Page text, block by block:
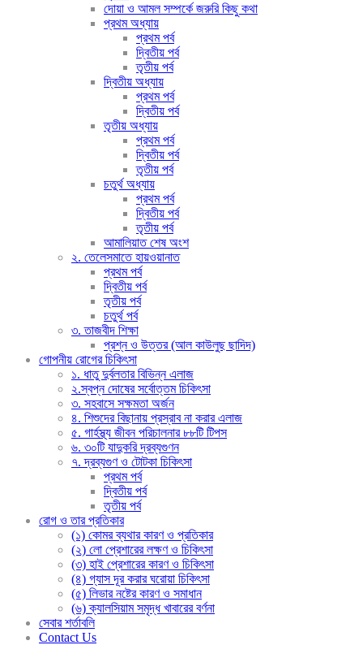
দোয়া ও আমল সম্পর্কে জরুরি কিছু কথা
প্রথম অধ্যায়
প্রথম পর্ব
দ্বিতীয় পর্ব
তৃতীয় পর্ব
দ্বিতীয় অধ্যায়
প্রথম পর্ব
দ্বিতীয় পর্ব
তৃতীয় অধ্যায়
প্রথম পর্ব
দ্বিতীয় পর্ব
তৃতীয় পর্ব
চতুর্থ অধ্যায়
প্রথম পর্ব
দ্বিতীয় পর্ব
তৃতীয় পর্ব
আমালিয়াত শেষ অংশ
২. তেলেসমাতে হায়ওয়ানাত
প্রথম পর্ব
দ্বিতীয় পর্ব
তৃতীয় পর্ব
চতুর্থ পর্ব
৩. তাজবীদ শিক্ষা
প্রশ্ন ও উত্তর (আল কাউলুছ ছাদিদ)
গোপনীয় রোগের চিকিৎসা
১. ধাতু দুর্বলতার বিভিন্ন এলাজ
২.স্বপ্ন দোষের সর্বোত্তম চিকিৎসা
৩. সহবাসে সক্ষমতা অর্জন
৪. শিশুদের বিছানায় প্রস্রাব না করার এলাজ
৫. গার্হস্থ্য জীবন পরিচালনার ৮৮টি টিপস
৬. ৩০টি যাদুকরি দ্রব্যগুণন
৭. দ্রব্যগুণ ও টোটকা চিকিৎসা
প্রথম পর্ব
দ্বিতীয় পর্ব
তৃতীয় পর্ব
রোগ ও তার প্রতিকার
(১) কোমর ব্যথার কারণ ও প্রতিকার
(২) লো প্রেশারের লক্ষণ ও চিকিৎসা
(৩) হাই প্রেশারের কারণ ও চিকিৎসা
(৪) গ্যাস দূর করার ঘরোয়া চিকিৎসা
(৫) লিভার নষ্টের কারণ ও সমাধান
(৬) ক্যালসিয়াম সমৃদ্ধ খাবারের বর্ণনা
সেবার শর্তাবলি
Contact Us